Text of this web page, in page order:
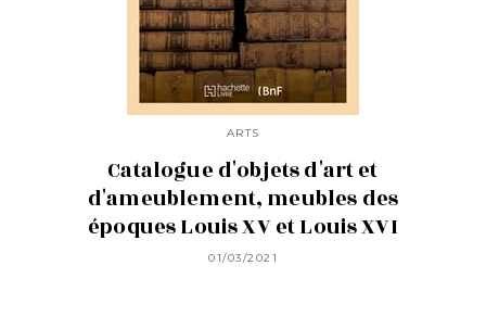
ARTS
Catalogue d'objets d'art et
d'ameublement, meubles des
époques Louis XV et Louis XVI
01/03/2021